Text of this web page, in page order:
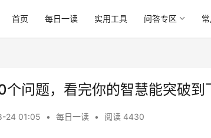
首页 每日一读 实用工具 问答专区
个问题，看完你的智慧能突破到
24 01:05 • 每日一读 • 阅读 4430